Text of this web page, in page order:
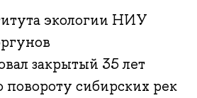
экологии НИУ
закрытый 35 лет
повороту сибирских рек